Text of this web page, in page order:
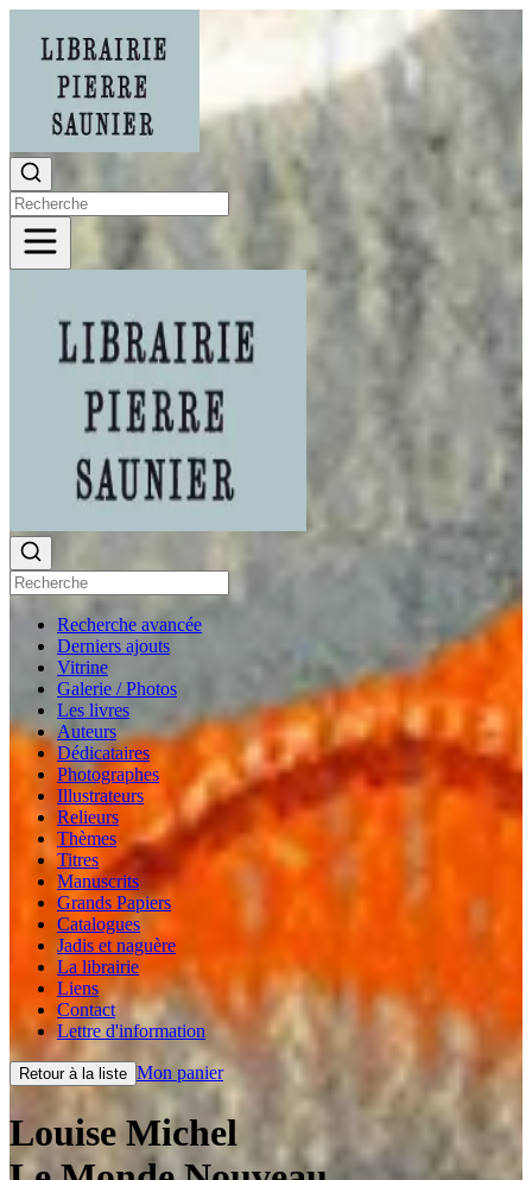
Recherche avancée
Derniers ajouts
Vitrine
Galerie / Photos
Les livres
Auteurs
Dédicataires
Photographes
Illustrateurs
Relieurs
Thèmes
Titres
Manuscrits
Grands Papiers
Catalogues
Jadis et naguère
La librairie
Liens
Contact
Lettre d'information
Retour à la liste Mon panier
Louise Michel